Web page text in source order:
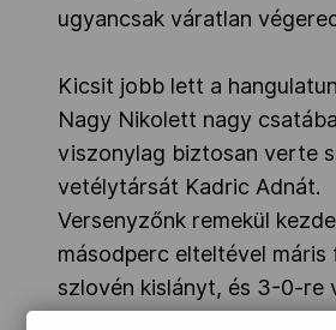
ugyancsak váratlan
Kicsit jobb lett a
Nagy Nikolett nagy
viszonylag biztosan verte
vetélytársát Kadric Adnát.
Versenyzőnk remekül
másodperc elteltével máris
szlovén kislányt, és 3-0-re